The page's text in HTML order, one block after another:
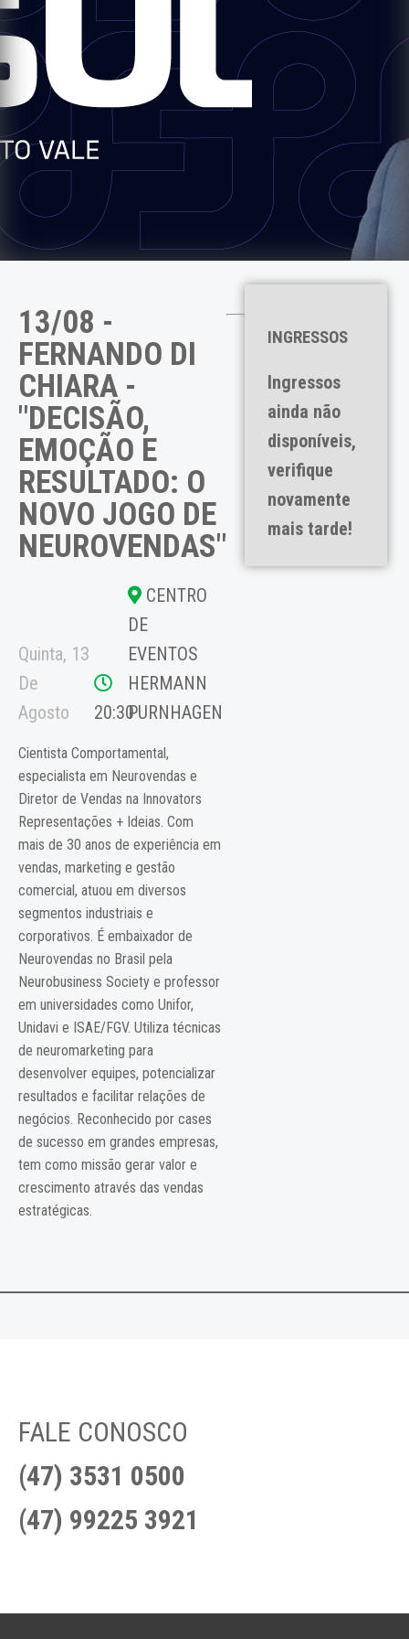
13/08 -
FERNANDO DI
CHIARA -
"DECISÃO,
EMOÇÃO E
RESULTADO: O
NOVO JOGO DE
NEUROVENDAS"
Quinta, 13
De
Agosto
20:30
CENTRO
DE
EVENTOS
HERMANN
PURNHAGEN
Cientista Comportamental,
especialista em Neurovendas e
Diretor de Vendas na Innovators
Representações + Ideias. Com
mais de 30 anos de experiência em
vendas, marketing e gestão
comercial, atuou em diversos
segmentos industriais e
corporativos. É embaixador de
Neurovendas no Brasil pela
Neurobusiness Society e professor
em universidades como Unifor,
Unidavi e ISAE/FGV. Utiliza técnicas
de neuromarketing para
desenvolver equipes, potencializar
resultados e facilitar relações de
negócios. Reconhecido por cases
de sucesso em grandes empresas,
tem como missão gerar valor e
crescimento através das vendas
estratégicas.
INGRESSOS
Ingressos
ainda não
disponíveis,
verifique
novamente
mais tarde!
FALE CONOSCO
(47) 3531 0500
(47) 99225 3921